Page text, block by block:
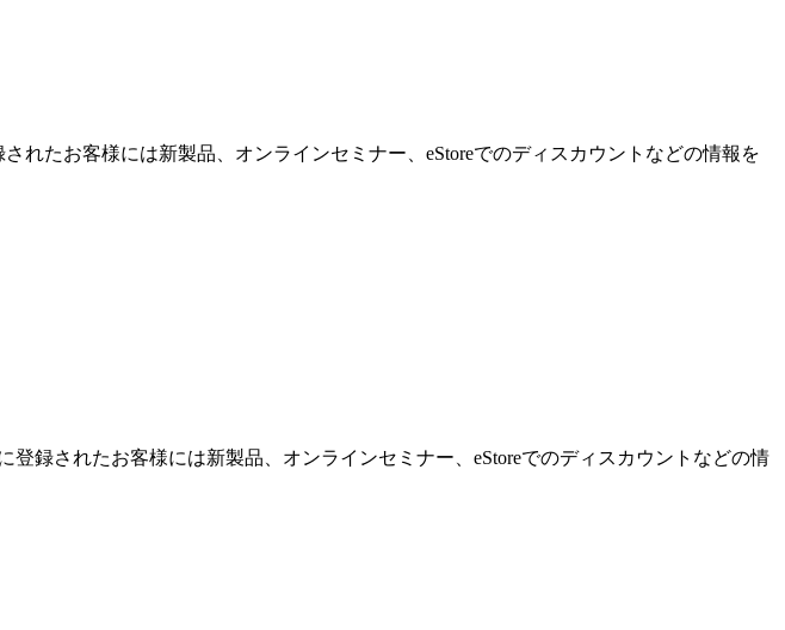
れたお客様には新製品、オンラインセミナー、eStoreでのディスカウントなどの情報を
録されたお客様には新製品、オンラインセミナー、eStoreでのディスカウントなどの情